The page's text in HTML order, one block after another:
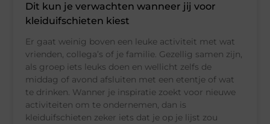
Dit kun je verwachten wanneer jij voor
kleiduifschieten kiest
Er gaat weinig boven een leuke activiteit met wat
vrienden, collega’s of je familie. Gezellig samen zijn,
als groep iets leuks doen en wellicht zelfs de
middag of avond afsluiten met een etentje of wat
te drinken. Wanner je inspiratie zoekt voor nieuwe
activiteiten om te ondernemen, dan is
kleiduifschieten zeker iets dat je op je lijst zou